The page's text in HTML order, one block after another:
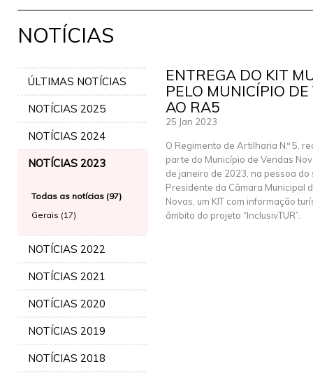
NOTÍCIAS
ÚLTIMAS NOTÍCIAS
NOTÍCIAS 2025
NOTÍCIAS 2024
NOTÍCIAS 2023
Todas as notícias (97)
Gerais (17)
NOTÍCIAS 2022
NOTÍCIAS 2021
NOTÍCIAS 2020
NOTÍCIAS 2019
NOTÍCIAS 2018
ENTREGA DO KIT
PELO MUNICÍPIO
AO RA5
25 Jan 2023
O Regimento de Artilharia N.º 5,
parte do Município de Vendas
de janeiro de 2023, na pessoa do
Presidente da Câmara Municipal
Novas, um KIT com informação
âmbito do projeto “InclusivTUR”.